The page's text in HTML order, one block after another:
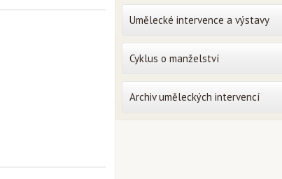
Umělecké intervence a výstavy
Cyklus o manželství
Archiv uměleckých intervencí